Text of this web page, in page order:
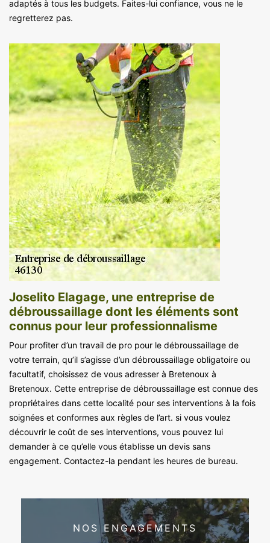
adaptés à tous les budgets. Faites-lui confiance, vous ne le
regretterez pas.
Joselito Elagage, une entreprise de
débroussaillage dont les éléments sont
connus pour leur professionnalisme
Pour profiter d’un travail de pro pour le débroussaillage de
votre terrain, qu’il s’agisse d’un débroussaillage obligatoire ou
facultatif, choisissez de vous adresser à Bretenoux à
Bretenoux. Cette entreprise de débroussaillage est connue des
propriétaires dans cette localité pour ses interventions à la fois
soignées et conformes aux règles de l’art. si vous voulez
découvrir le coût de ses interventions, vous pouvez lui
demander à ce qu’elle vous établisse un devis sans
engagement. Contactez-la pendant les heures de bureau.
NOS ENGAGEMENTS